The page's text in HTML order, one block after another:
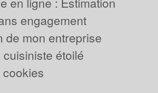
engagement
de mon entreprise
étoilé